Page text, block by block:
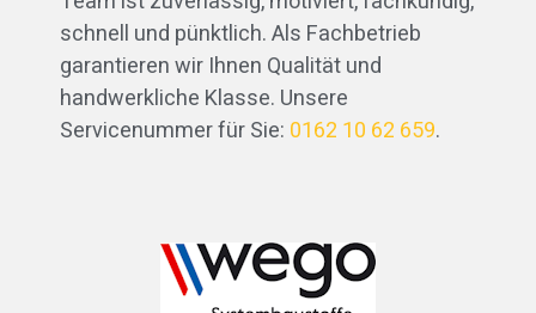
schnell und pünktlich. Als Fachbetrieb
garantieren wir Ihnen Qualität und
handwerkliche Klasse. Unsere
Servicenummer für Sie: 0162 10 62 659.